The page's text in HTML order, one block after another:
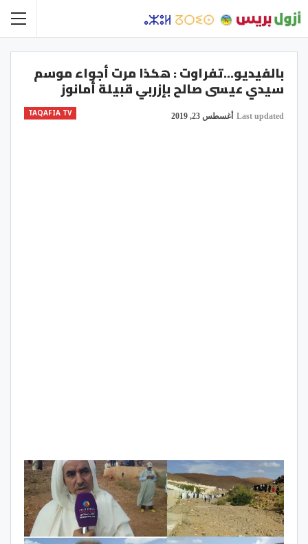
بالفيديو…تفراوت : هكذا مرت أجواء موسم
سيدي عيسى صالح بإزربي قبيلة أمانوز
TAQAFIA TV Last updated أغسطس 23, 2019